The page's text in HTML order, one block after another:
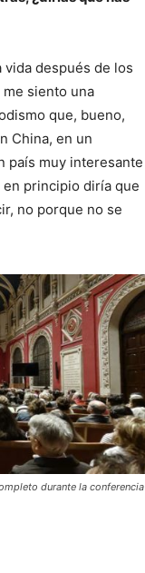
vida después de los
me siento una
que, bueno,
China, en un
país muy interesante
en principio diría que
no porque no se
durante la conferencia